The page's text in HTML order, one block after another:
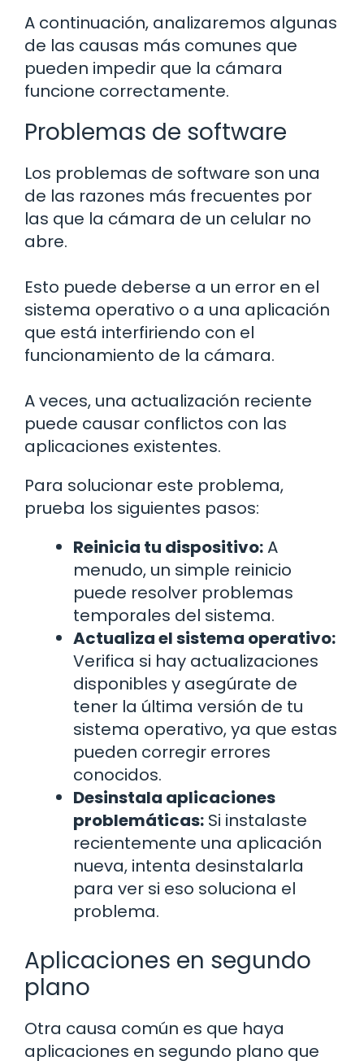
A continuación, analizaremos algunas
de las causas más comunes que
pueden impedir que la cámara
funcione correctamente.
Problemas de software
Los problemas de software son una
de las razones más frecuentes por
las que la cámara de un celular no
abre.
Esto puede deberse a un error en el
sistema operativo o a una aplicación
que está interfiriendo con el
funcionamiento de la cámara.
A veces, una actualización reciente
puede causar conflictos con las
aplicaciones existentes.
Para solucionar este problema,
prueba los siguientes pasos:
Reinicia tu dispositivo:A
menudo, un simple reinicio
puede resolver problemas
temporales del sistema.
Actualiza el sistema operativo:
Verifica si hay actualizaciones
disponibles y asegúrate de
tener la última versión de tu
sistema operativo, ya que estas
pueden corregir errores
conocidos.
Desinstala aplicaciones
problemáticas: Si instalaste
recientemente una aplicación
nueva, intenta desinstalarla
para ver si eso soluciona el
problema.
Aplicaciones en segundo
plano
Otra causa común es que haya
aplicaciones en segundo plano que